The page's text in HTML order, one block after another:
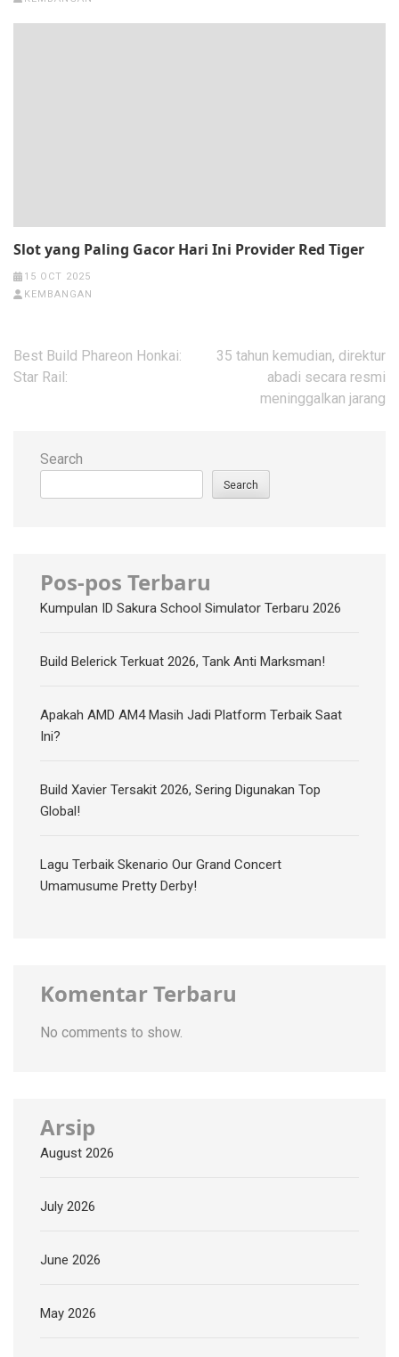
Slot yang Paling Gacor Hari Ini Provider Red Tiger
15 OCT 2025
KEMBANGAN
Post
navigation
Best Build Phareon Honkai:
Star Rail:
35 tahun kemudian, direktur
abadi secara resmi
meninggalkan jarang
Search
Search
Pos-pos Terbaru
Kumpulan ID Sakura School Simulator Terbaru 2026
Build Belerick Terkuat 2026, Tank Anti Marksman!
Apakah AMD AM4 Masih Jadi Platform Terbaik Saat
Ini?
Build Xavier Tersakit 2026, Sering Digunakan Top
Global!
Lagu Terbaik Skenario Our Grand Concert
Umamusume Pretty Derby!
Komentar Terbaru
No comments to show.
Arsip
August 2026
July 2026
June 2026
May 2026